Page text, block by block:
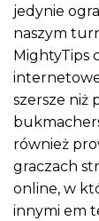
jedynie
naszym
MightyTips
szersze niż
również
graczach
online, w
innymi em